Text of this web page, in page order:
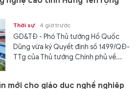
Thời sự 4 giờ trước
GD&TĐ - Phó Thủ tướng Hồ Quốc
Dũng vừa ký Quyết định số 1499/QĐ-
TTg của Thủ tướng Chính phủ về...
mới cho giáo dục nghề nghiệp